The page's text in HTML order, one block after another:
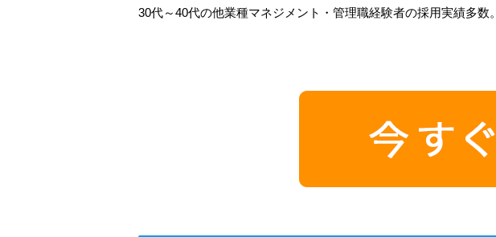
30代～40代の他業種マネジメント・管理職経験者の採用実績多数。